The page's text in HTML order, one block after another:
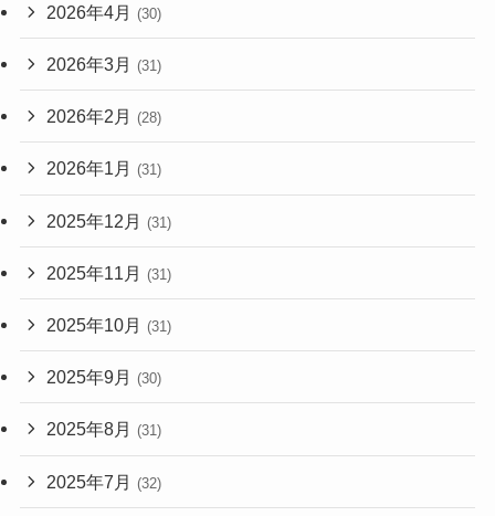
2026年4月 (30)
2026年3月 (31)
2026年2月 (28)
2026年1月 (31)
2025年12月 (31)
2025年11月 (31)
2025年10月 (31)
2025年9月 (30)
2025年8月 (31)
2025年7月 (32)